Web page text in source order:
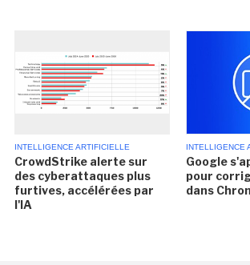
INTELLIGENCE ARTIFICIELLE
CrowdStrike alerte sur
des cyberattaques plus
furtives, accélérées par
l'IA
INTELLIGENCE
Google
pour
dans